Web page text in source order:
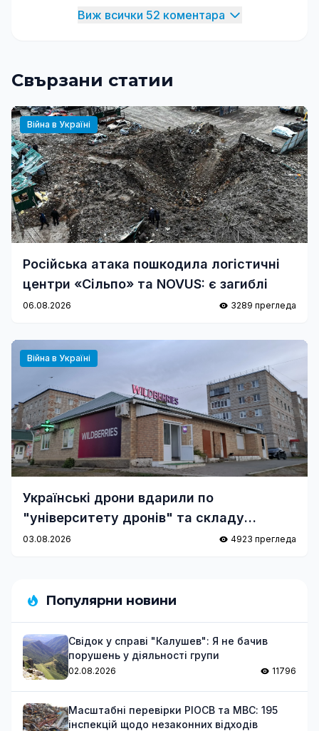
Виж всички 52 коментара
Свързани статии
Війна в Україні
Російська атака пошкодила логістичні
центри «Сільпо» та NOVUS: є загиблі
06.08.2026 3289 прегледа
Війна в Україні
Українські дрони вдарили по
"університету дронів" та складу
Wildberries
03.08.2026 4923 прегледа
Популярни новини
Свідок у справі "Калушев": Я не бачив
порушень у діяльності групи
02.08.2026 11796
Масштабні перевірки РІОСВ та МВС: 195
інспекцій щодо незаконних відходів